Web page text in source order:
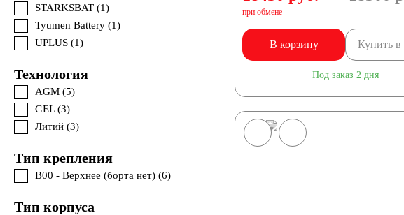
STARKSBAT (1)
Tyumen Battery (1)
UPLUS (1)
Volat (2)
X-TREME (
Yuasa (2
Технология
AGM (5)
GEL (3)
Литий (3)
Тип крепления
B00 - Верхнее (борта нет) (6)
Тип корпуса
при обмене
В корзину Купить в
Под заказ 2 дня